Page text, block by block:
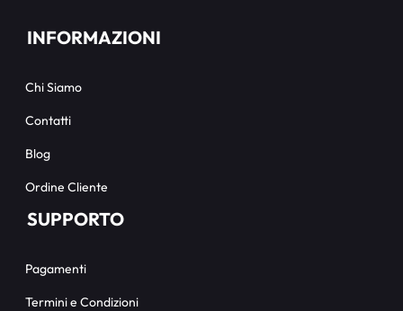
INFORMAZIONI
Chi Siamo
Contatti
Blog
Ordine Cliente
SUPPORTO
Pagamenti
Termini e Condizioni